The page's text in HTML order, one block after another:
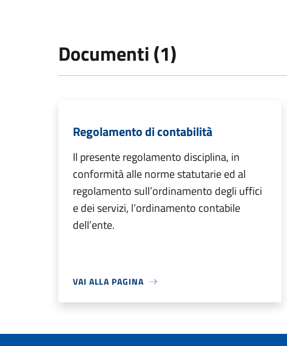
Documenti (1)
Regolamento di contabilità
Il presente regolamento disciplina, in
conformità alle norme statutarie ed al
regolamento sull’ordinamento degli uffici
e dei servizi, l’ordinamento contabile
dell’ente.
VAI ALLA PAGINA